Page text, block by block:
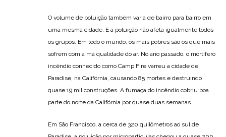
O volume de poluição também varia de bairro para bairro em
uma mesma cidade. E a poluição não afeta igualmente todos
os grupos. Em todo o mundo, os mais pobres são os que mais
sofrem com a má qualidade do ar. No ano passado, o mortífero
incêndio conhecido como Camp Fire varreu a cidade de
Paradise, na Califórnia, causando 85 mortes e destruindo
quase 19 mil construções. A fumaça do incêndio cobriu boa
parte do norte da Califórnia por quase duas semanas.
Em São Francisco, a cerca de 320 quilômetros ao sul de